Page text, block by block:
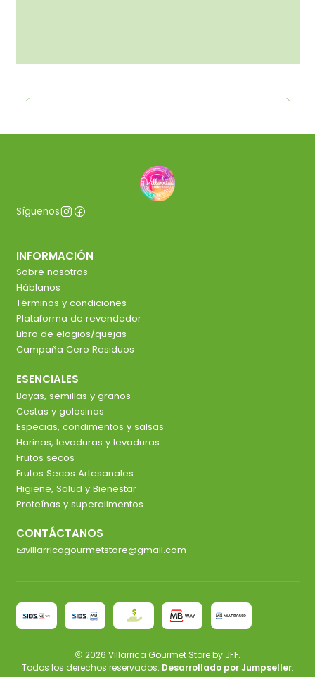
Síguenos
INFORMACIÓN
Sobre nosotros
Háblanos
Términos y condiciones
Plataforma de revendedor
Libro de elogios/quejas
Campaña Cero Residuos
ESENCIALES
Bayas, semillas y granos
Cestas y golosinas
Especias, condimentos y salsas
Harinas, levaduras y levaduras
Frutos secos
Frutos Secos Artesanales
Higiene, Salud y Bienestar
Proteínas y superalimentos
CONTÁCTANOS
villarricagourmetstore@gmail.com
2026 Villarrica Gourmet Store by JFF.
Todos los derechos reservados. Desarrollado por Jumpseller.